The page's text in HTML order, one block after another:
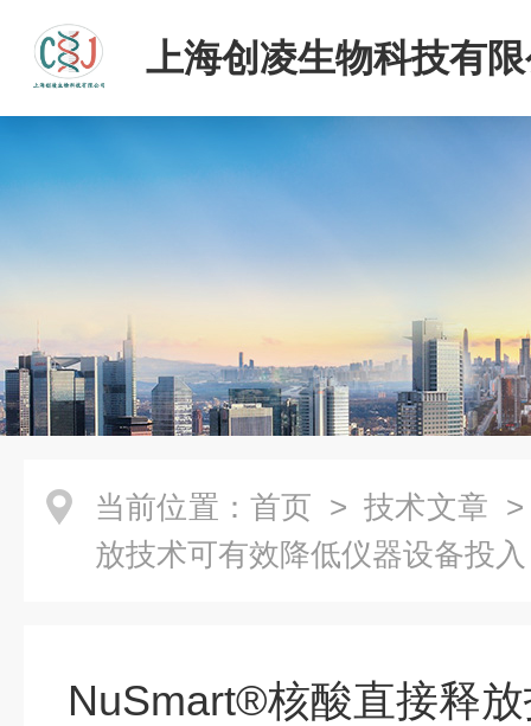
上海创凌生物科技有
当前位置： 首页 > 技术文章
放技术可有效降低仪器设备投入
NuSmart®核酸直接释